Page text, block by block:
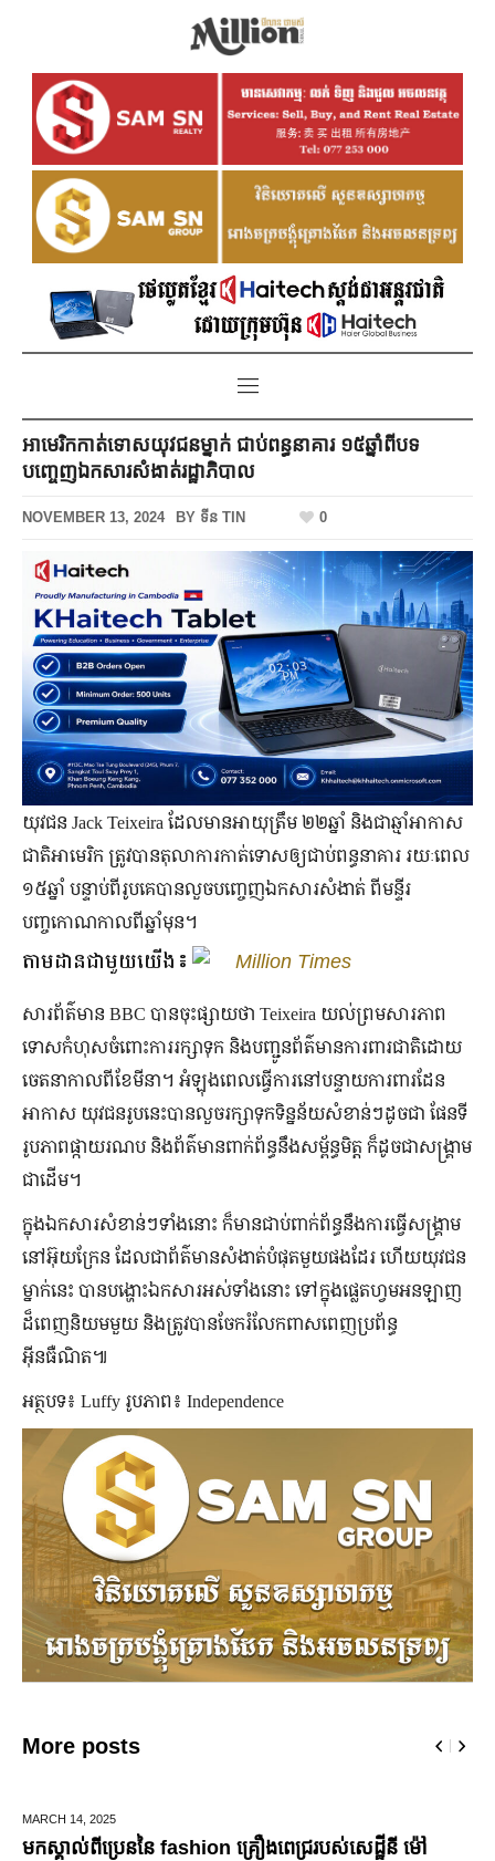
អាមេរិកកាត់ទោសយុវជនម្នាក់ ជាប់ពន្ធនាគារ ១៥ឆ្នាំពីបទ
បញ្ចេញឯកសារសំងាត់រដ្ឋាភិបាល
NOVEMBER 13, 2024 BY ទីន TIN 0
យុវជន Jack Teixeira ដែលមានអាយុត្រឹម ២២ឆ្នាំ និងជាឆ្មាំអាកាស
ជាតិអាមេរិក ត្រូវបានតុលាការកាត់ទោសឲ្យជាប់ពន្ធនាគារ រយៈពេល
១៥ឆ្នាំ បន្ទាប់ពីរូបគេបានលួចបញ្ចេញឯកសារសំងាត់ ពីមន្ទីរ
បញ្ចកោណកាលពីឆ្នាំមុន។
តាមដានជាមួយយើង៖ Million Times
សារព័ត៌មាន BBC បានចុះផ្សាយថា Teixeira យល់ព្រមសារភាព
ទោសកំហុសចំពោះការរក្សាទុក និងបញ្ជូនព័ត៌មានការពារជាតិដោយ
ចេតនាកាលពីខែមីនា។ អំឡុងពេលធ្វើការនៅបន្ទាយការពារដែន
អាកាស យុវជនរូបនេះបានលួចរក្សាទុកទិន្នន័យសំខាន់ៗដូចជា ផែនទី
រូបភាពផ្កាយរណប និងព័ត៌មានពាក់ព័ន្ធនឹងសម្ព័ន្ធមិត្ត ក៏ដូចជាសង្គ្រាម
ជាដើម។
ក្នុងឯកសារសំខាន់ៗទាំងនោះ ក៏មានជាប់ពាក់ព័ន្ធនឹងការធ្វើសង្គ្រាម
នៅអ៊ុយក្រែន ដែលជាព័ត៌មានសំងាត់បំផុតមួយផងដែរ ហើយយុវជន
ម្នាក់នេះ បានបង្ហោះឯកសារអស់ទាំងនោះ ទៅក្នុងផ្លេតហ្វមអនឡាញ
ដ៏ពេញនិយមមួយ និងត្រូវបានចែករំលែកពាសពេញប្រព័ន្ធ
អ៊ីនធឺណិត៕
អត្ថបទ៖ Luffy រូបភាព៖ Independence
More posts
MARCH 14, 2025
មកស្គាល់ពីប្រេននៃ​ fashion គ្រឿងពេជ្ររបស់សេដ្ឋីនី ម៉ៅ